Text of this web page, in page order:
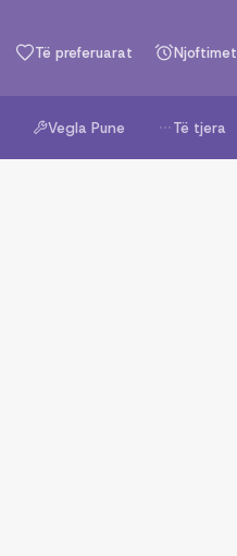
Të preferuarat Njoftimet
Vegla Pune Të tjera